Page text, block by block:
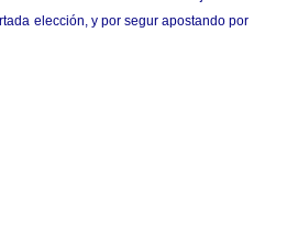
elección, y por segur apostando por